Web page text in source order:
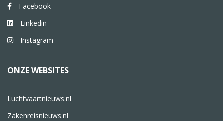
Facebook
Linkedin
Instagram
ONZE WEBSITES
Luchtvaartnieuws.nl
Zakenreisnieuws.nl